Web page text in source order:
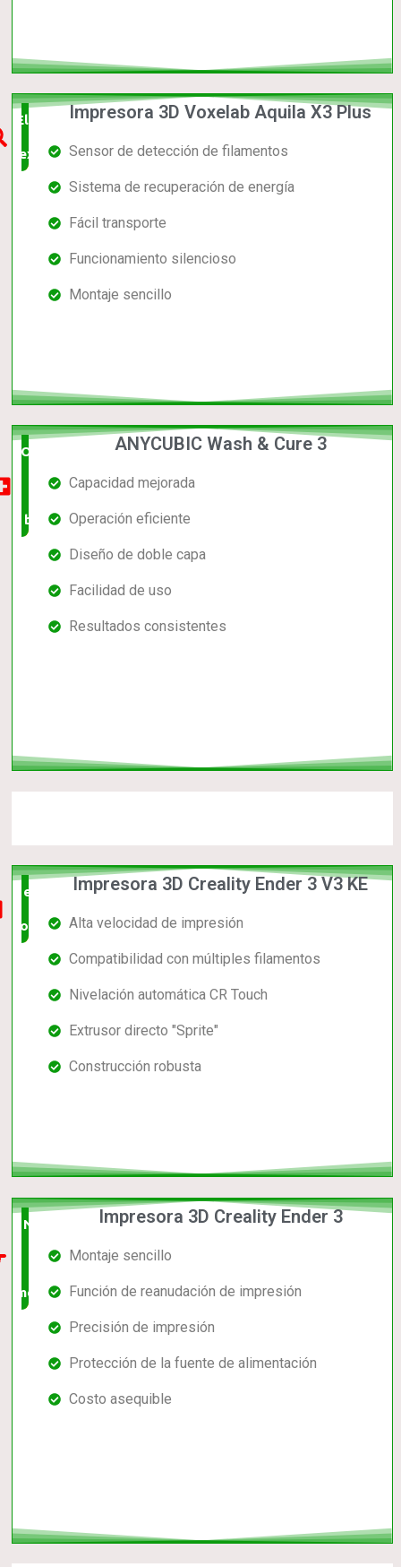
Elección
experta
Impresora 3D Voxelab Aquila X3 Plus
Sensor de detección de filamentos
Sistema de recuperación de energía
Fácil transporte
Funcionamiento silencioso
Montaje sencillo
Opción
muy
buena
ANYCUBIC Wash & Cure 3
Capacidad mejorada
Operación eficiente
Diseño de doble capa
Facilidad de uso
Resultados consistentes
el mas
completo
Impresora 3D Creality Ender 3 V3 KE
Alta velocidad de impresión
Compatibilidad con múltiples filamentos
Nivelación automática CR Touch
Extrusor directo "Sprite"
Construcción robusta
Nuevo
en el
mercado
Impresora 3D Creality Ender 3
Montaje sencillo
Función de reanudación de impresión
Precisión de impresión
Protección de la fuente de alimentación
Costo asequible